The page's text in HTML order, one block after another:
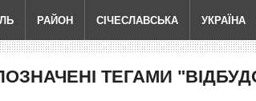
РАЙОН СІЧЕСЛАВСЬКА УКРАЇНА
ТЕГАМИ